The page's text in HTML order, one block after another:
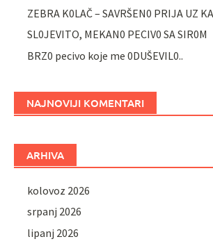
ZEBRA K0LAČ – SAVRŠEN0 PRIJA UZ
SL0JEVITO, MEKAN0 PECIV0 SA SIR0M
BRZ0 pecivo koje me 0DUŠEVIL0..
NAJNOVIJI KOMENTARI
ARHIVA
kolovoz 2026
srpanj 2026
lipanj 2026